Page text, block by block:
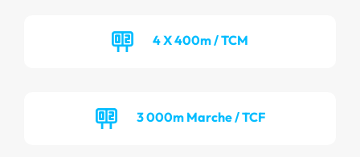
4 X 400m / TCM
3 000m Marche / TCF